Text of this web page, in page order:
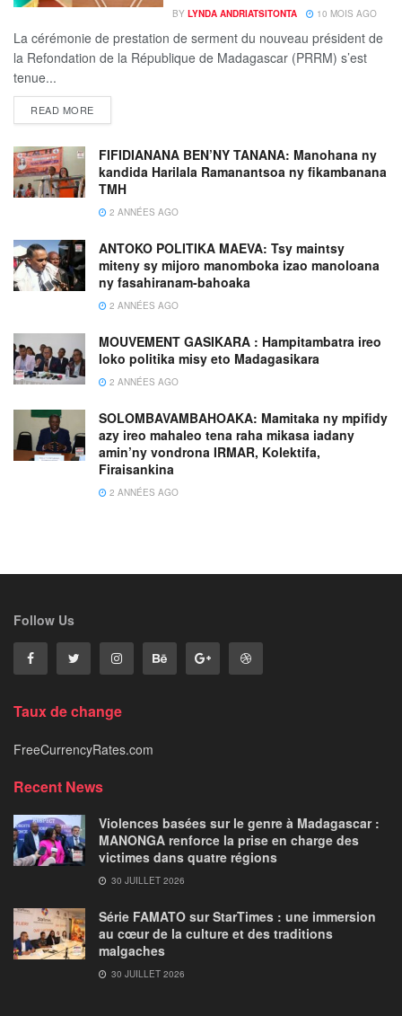
BY LYNDA ANDRIATSITONTA 10 MOIS AGO
La cérémonie de prestation de serment du nouveau président de
la Refondation de la République de Madagascar (PRRM) s’est
tenue...
READ MORE
FIFIDIANANA BEN’NY TANANA: Manohana ny
kandida Harilala Ramanantsoa ny fikambanana
TMH
2 ANNÉES AGO
ANTOKO POLITIKA MAEVA: Tsy maintsy
miteny sy mijoro manomboka izao manoloana
ny fasahiranam-bahoaka
2 ANNÉES AGO
MOUVEMENT GASIKARA : Hampitambatra ireo
loko politika misy eto Madagasikara
2 ANNÉES AGO
SOLOMBAVAMBAHOAKA: Mamitaka ny mpifidy
azy ireo mahaleo tena raha mikasa iadany
amin’ny vondrona IRMAR, Kolektifa,
Firaisankina
2 ANNÉES AGO
Follow Us
Taux de change
FreeCurrencyRates.com
Recent News
Violences basées sur le genre à Madagascar :
MANONGA renforce la prise en charge des
victimes dans quatre régions
30 JUILLET 2026
Série FAMATO sur StarTimes : une immersion
au cœur de la culture et des traditions
malgaches
30 JUILLET 2026